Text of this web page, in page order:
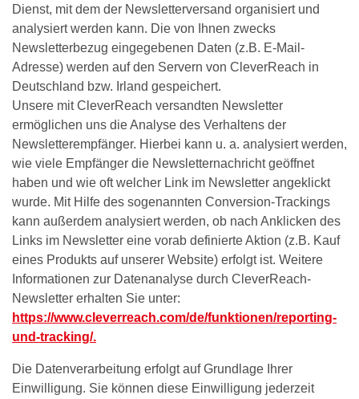
Dienst, mit dem der Newsletterversand organisiert und
analysiert werden kann. Die von Ihnen zwecks
Newsletterbezug eingegebenen Daten (z.B. E-Mail-
Adresse) werden auf den Servern von CleverReach in
Deutschland bzw. Irland gespeichert.
Unsere mit CleverReach versandten Newsletter
ermöglichen uns die Analyse des Verhaltens der
Newsletterempfänger. Hierbei kann u. a. analysiert werden,
wie viele Empfänger die Newsletternachricht geöffnet
haben und wie oft welcher Link im Newsletter angeklickt
wurde. Mit Hilfe des sogenannten Conversion-Trackings
kann außerdem analysiert werden, ob nach Anklicken des
Links im Newsletter eine vorab definierte Aktion (z.B. Kauf
eines Produkts auf unserer Website) erfolgt ist. Weitere
Informationen zur Datenanalyse durch CleverReach-
Newsletter erhalten Sie unter:
https://www.cleverreach.com/de/funktionen/reporting-
und-tracking/.
Die Datenverarbeitung erfolgt auf Grundlage Ihrer
Einwilligung. Sie können diese Einwilligung jederzeit